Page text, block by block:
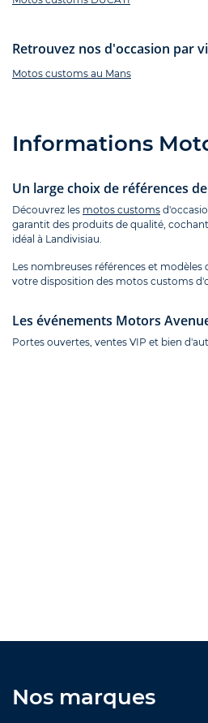
Retrouvez nos d'occasion par
Motos customs au Mans
Informations
Un large choix de références
Découvrez les motos customs
garantit des produits de qualité,
idéal à Landivisiau.
Les nombreuses références et
votre disposition des motos customs
Les événements Motors
Portes ouvertes, ventes VIP et bien
Nos marques